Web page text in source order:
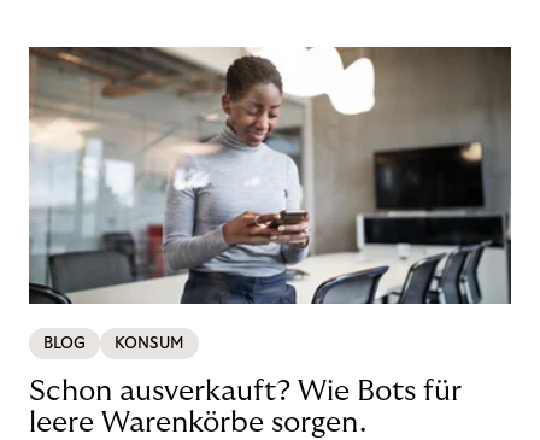
BLOG KONSUM
Schon ausverkauft? Wie Bots für
leere Warenkörbe sorgen.